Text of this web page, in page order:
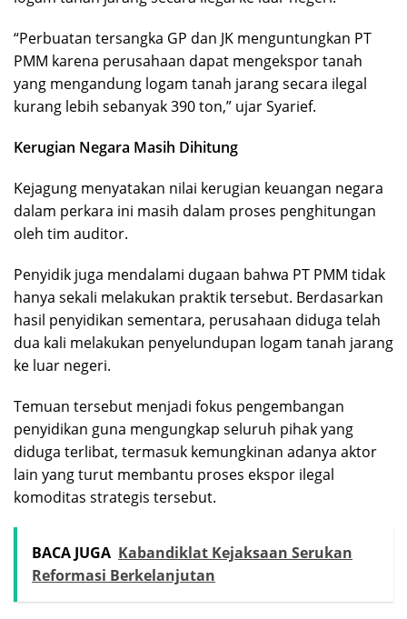
“Perbuatan tersangka GP dan JK menguntungkan PT
PMM karena perusahaan dapat mengekspor tanah
yang mengandung logam tanah jarang secara ilegal
kurang lebih sebanyak 390 ton,” ujar Syarief.
Kerugian Negara Masih Dihitung
Kejagung menyatakan nilai kerugian keuangan negara
dalam perkara ini masih dalam proses penghitungan
oleh tim auditor.
Penyidik juga mendalami dugaan bahwa PT PMM tidak
hanya sekali melakukan praktik tersebut. Berdasarkan
hasil penyidikan sementara, perusahaan diduga telah
dua kali melakukan penyelundupan logam tanah jarang
ke luar negeri.
Temuan tersebut menjadi fokus pengembangan
penyidikan guna mengungkap seluruh pihak yang
diduga terlibat, termasuk kemungkinan adanya aktor
lain yang turut membantu proses ekspor ilegal
komoditas strategis tersebut.
BACA JUGA Kabandiklat Kejaksaan Serukan
Reformasi Berkelanjutan